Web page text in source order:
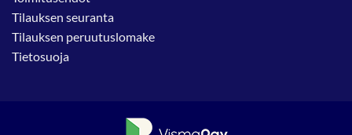
Tilauksen seuranta
Tilauksen peruutuslomake
Tietosuoja